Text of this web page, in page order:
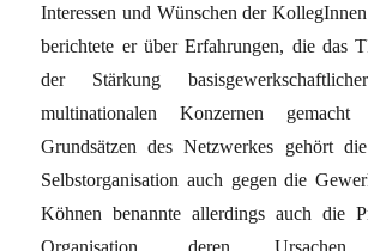
Interessen und Wünschen der
berichtete er über Erfahrungen, die das
der Stärkung
multinationalen Konzernen
Grundsätzen des Netzwerkes gehört
Selbstorganisation auch gegen die
Köhnen benannte allerdings auch die
Organisation, deren